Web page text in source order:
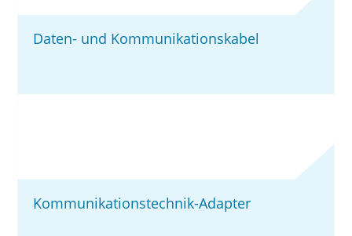
Daten- und Kommunikationskabel
Kommunikationstechnik-Adapter